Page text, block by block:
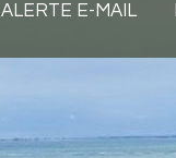
ALERTE E-MAIL